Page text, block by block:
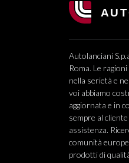
Autolanciani
Roma. Le
nella serietà e
voi abbiamo
aggiornata e in
sempre al
assistenza.
comunità
prodotti di